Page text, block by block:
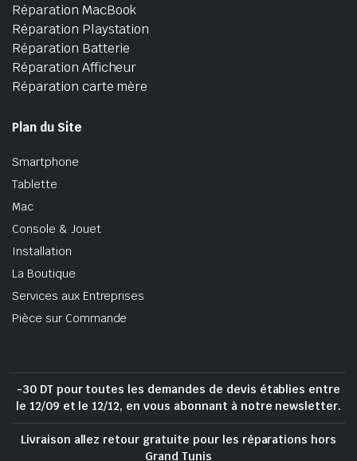
Réparation MacBook
Réparation Playstation
Réparation Batterie
Réparation Afficheur
Réparation carte mère
Plan du Site
Smartphone
Tablette
Mac
Console & Jouet
Installation
La Boutique
Services aux Entreprises
Pièce sur Commande
-30 DT pour toutes les demandes de devis établies entre
le 12/09 et le 12/12, en vous abonnant à notre newsletter.
Livraison allez retour gratuite pour les réparations hors
Grand Tunis